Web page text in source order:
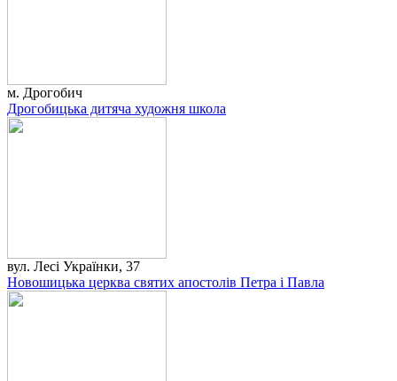
м. Дрогобич
Дрогобицька дитяча художня школа
вул. Лесі Українки, 37
Новошицька церква святих апостолів Петра і Павла